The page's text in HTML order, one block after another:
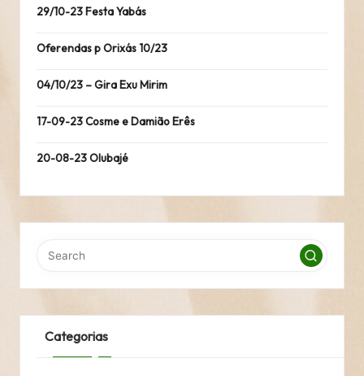
29/10-23 Festa Yabás
Oferendas p Orixás 10/23
04/10/23 – Gira Exu Mirim
17-09-23 Cosme e Damião Erês
20-08-23 Olubajé
Categorias